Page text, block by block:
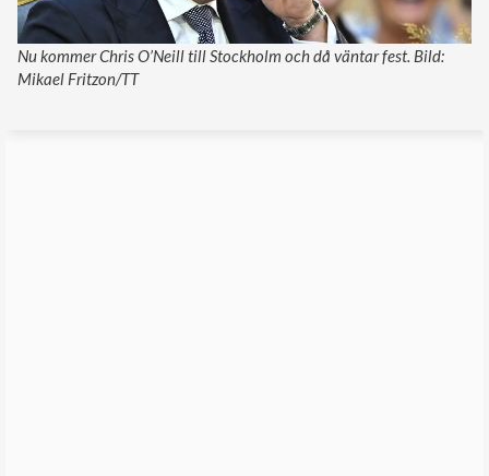
Nu kommer Chris O’Neill till Stockholm och då väntar fest. Bild:
Mikael Fritzon/TT